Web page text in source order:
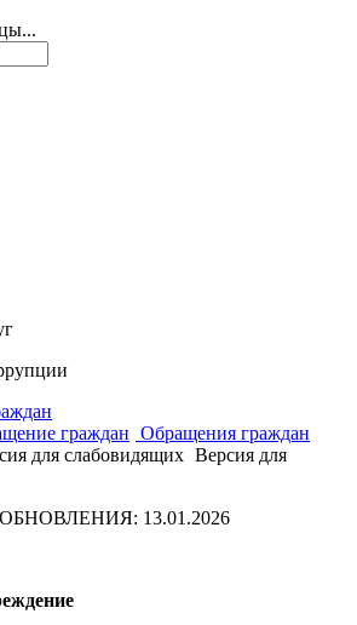
Обращения граждан
Версия для
13.01.2026